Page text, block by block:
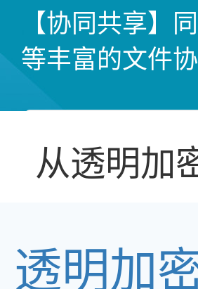
【协同共享】
等丰富的文件
从透明加
透明加